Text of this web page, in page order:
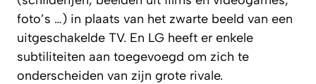
foto’s …) in plaats van het zwarte beeld van een
uitgeschakelde TV. En LG heeft er enkele
subtiliteiten aan toegevoegd om zich te
onderscheiden van zijn grote rivale.